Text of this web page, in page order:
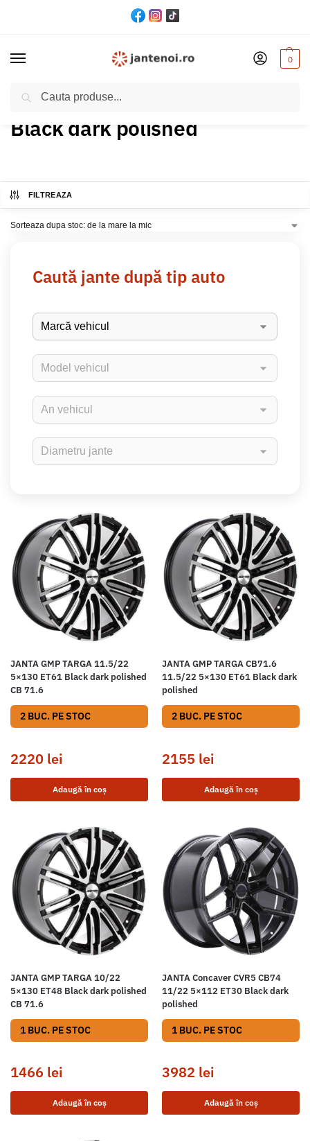
0
Acasă Produs Culoare / Black dark polished
Black dark polished
FILTREAZA
Caută jante după tip auto
JANTA GMP TARGA 11.5/22
5×130 ET61 Black dark polished
CB 71.6
2 BUC. PE STOC
2220 lei
Adaugă în coș
JANTA GMP TARGA CB71.6
11.5/22 5×130 ET61 Black dark
polished
2 BUC. PE STOC
2155 lei
Adaugă în coș
JANTA GMP TARGA 10/22
5×130 ET48 Black dark polished
CB 71.6
1 BUC. PE STOC
1466 lei
Adaugă în coș
JANTA Concaver CVR5 CB74
11/22 5×112 ET30 Black dark
polished
1 BUC. PE STOC
3982 lei
Adaugă în coș